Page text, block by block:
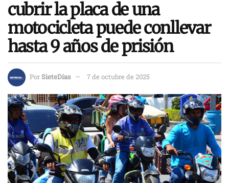
cubrir la placa de una
motocicleta puede conllevar
hasta 9 años de prisión
PorSieteDías 7 de octubre de 2025